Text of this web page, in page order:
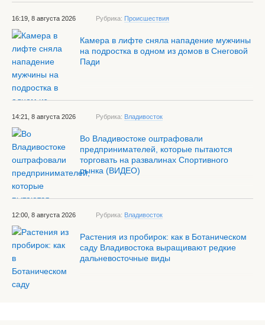
16:19, 8 августа 2026 Рубрика: Происшествия
Камера в лифте сняла нападение мужчины
на подростка в одном из домов в Снеговой
Пади
14:21, 8 августа 2026 Рубрика: Владивосток
Во Владивостоке оштрафовали
предпринимателей, которые пытаются
торговать на развалинах Спортивного
рынка (ВИДЕО)
12:00, 8 августа 2026 Рубрика: Владивосток
Растения из пробирок: как в Ботаническом
саду Владивостока выращивают редкие
дальневосточные виды